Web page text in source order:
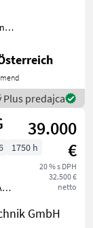
Plus predajca
39.000
€
20 % s DPH
32.500 €
netto
1750 h
GmbH